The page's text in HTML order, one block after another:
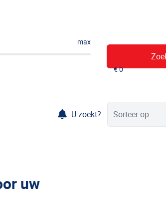
max
U zoekt? Sorteer op
uw